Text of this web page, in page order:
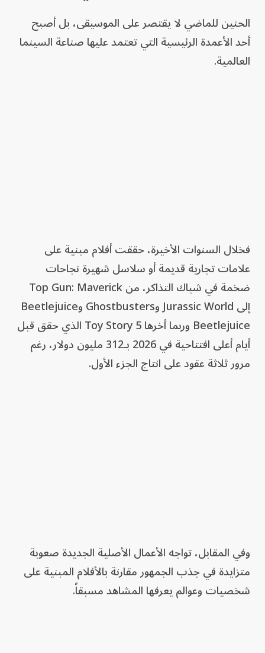
الحنين للماضي لا يقتصر على الموسيقى، بل أصبح
أحد الأعمدة الرئيسية التي تعتمد عليها صناعة السينما
العالمية.
فخلال السنوات الأخيرة، حققت أفلام مبنية على
علامات تجارية قديمة أو سلاسل شهيرة نجاحات
ضخمة في شباك التذاكر، من Top Gun: Maverick
إلى Jurassic World وGhostbusters وBeetlejuice
Beetlejuice وربما أخرها Toy Story 5 الذي حقق قبل
أيام أعلى افتتاحية في 2026 بـ312 مليون دولار، رغم
مرور ثلاثة عقود على انتاج الجزء الأول.
وفي المقابل، تواجه الأعمال الأصلية الجديدة صعوبة
متزايدة في جذب الجمهور مقارنة بالأفلام المبنية على
شخصيات وعوالم يعرفها المشاهد مسبقاً.